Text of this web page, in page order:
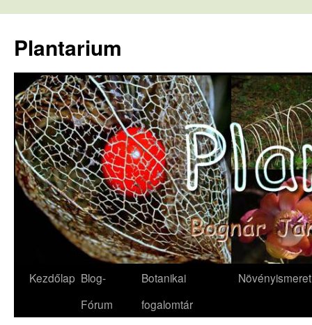
tartalomba
Plantarium
Kezdőlap Blog-
Fórum
Botanikai
fogalomtár
Növényismeret